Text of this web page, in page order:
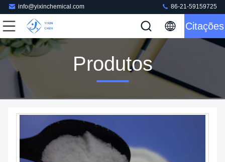
info@yixinchemical.com 86-21-59159725
Citações
Produtos